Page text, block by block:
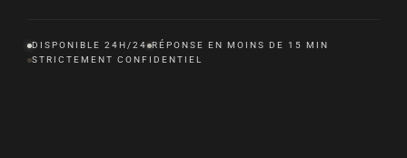
DISPONIBLE 24H/24
RÉPONSE EN MOINS DE 15 MIN
STRICTEMENT CONFIDENTIEL